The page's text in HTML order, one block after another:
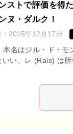
ストで評価を得
ヌ・ダルク！
2015年12月17日
名はジル・ド・モ
い、レ (Rais) は所